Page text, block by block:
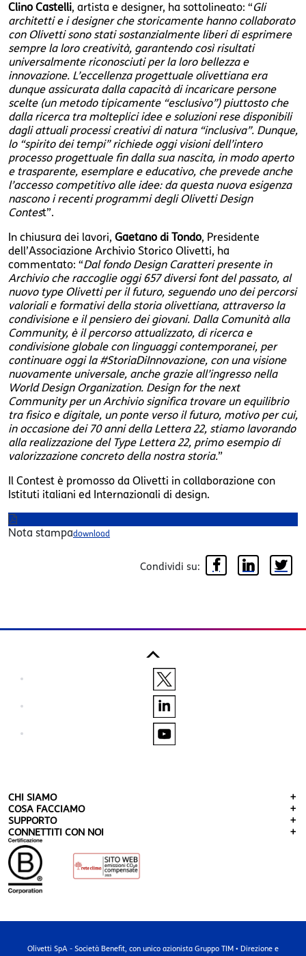
Clino Castelli, artista e designer, ha sottolineato: “Gli
architetti e i designer che storicamente hanno collaborato
con Olivetti sono stati sostanzialmente liberi di esprimere
sempre la loro creatività, garantendo così risultati
universalmente riconosciuti per la loro bellezza e
innovazione. L’eccellenza progettuale olivettiana era
dunque assicurata dalla capacità di incaricare persone
scelte (un metodo tipicamente “esclusivo”) piuttosto che
dalla ricerca tra molteplici idee e soluzioni rese disponibili
dagli attuali processi creativi di natura “inclusiva”. Dunque,
lo “spirito dei tempi” richiede oggi visioni dell’intero
processo progettuale fin dalla sua nascita, in modo aperto
e trasparente, esemplare e educativo, che prevede anche
l’accesso competitivo alle idee: da questa nuova esigenza
nascono i recenti programmi degli Olivetti Design
Contest”.
In chiusura dei lavori, Gaetano di Tondo, Presidente
dell’Associazione Archivio Storico Olivetti, ha
commentato: “Dal fondo Design Caratteri presente in
Archivio che raccoglie oggi 657 diversi font del passato, al
nuovo type Olivetti per il futuro, seguendo uno dei percorsi
valoriali e formativi della storia olivettiana, attraverso la
condivisione e il pensiero dei giovani. Dalla Comunità alla
Community, è il percorso attualizzato, di ricerca e
condivisione globale con linguaggi contemporanei, per
continuare oggi la #StoriaDiInnovazione, con una visione
nuovamente universale, anche grazie all’ingresso nella
World Design Organization. Design for the next
Community per un Archivio significa trovare un equilibrio
tra fisico e digitale, un ponte verso il futuro, motivo per cui,
in occasione dei 70 anni della Lettera 22, stiamo lavorando
alla realizzazione del Type Lettera 22, primo esempio di
valorizzazione concreto della nostra storia.”
Il Contest è promosso da Olivetti in collaborazione con
Istituti italiani ed Internazionali di design.
Nota stampadownload
Condividi su:
CHI SIAMO
COSA FACCIAMO
SUPPORTO
CONNETTITI CON NOI
Olivetti SpA - Società Benefit, con unico azionista Gruppo TIM • Direzione e